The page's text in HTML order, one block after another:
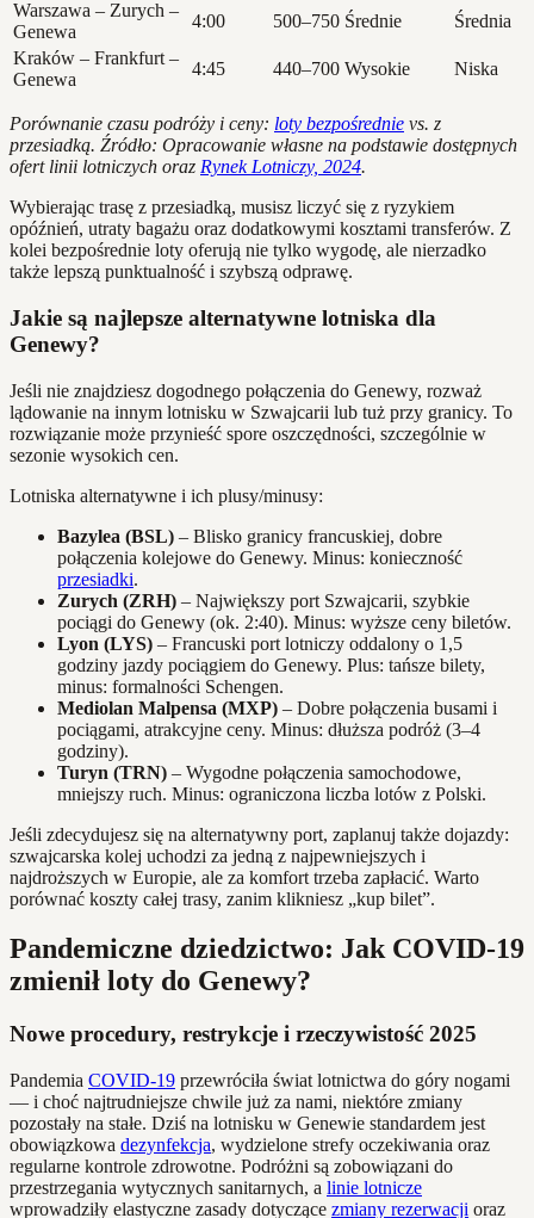
Warszawa – Zurych –
Genewa
4:00 500–750 Średnie
Średnia
Kraków – Frankfurt –
Genewa
4:45 440–700 Wysokie Niska
Porównanie czasu podróży i ceny: loty bezpośrednie vs. z
przesiadką. Źródło: Opracowanie własne na podstawie dostępnych
ofert linii lotniczych oraz Rynek Lotniczy, 2024.
Wybierając trasę z przesiadką, musisz liczyć się z ryzykiem
opóźnień, utraty bagażu oraz dodatkowymi kosztami transferów. Z
kolei bezpośrednie loty oferują nie tylko wygodę, ale nierzadko
także lepszą punktualność i szybszą odprawę.
Jakie są najlepsze alternatywne lotniska dla
Genewy?
Jeśli nie znajdziesz dogodnego połączenia do Genewy, rozważ
lądowanie na innym lotnisku w Szwajcarii lub tuż przy granicy. To
rozwiązanie może przynieść spore oszczędności, szczególnie w
sezonie wysokich cen.
Lotniska alternatywne i ich plusy/minusy:
Bazylea (BSL) – Blisko granicy francuskiej, dobre
połączenia kolejowe do Genewy. Minus: konieczność
przesiadki.
Zurych (ZRH) – Największy port Szwajcarii, szybkie
pociągi do Genewy (ok. 2:40). Minus: wyższe ceny biletów.
Lyon (LYS) – Francuski port lotniczy oddalony o 1,5
godziny jazdy pociągiem do Genewy. Plus: tańsze bilety,
minus: formalności Schengen.
Mediolan Malpensa (MXP) – Dobre połączenia busami i
pociągami, atrakcyjne ceny. Minus: dłuższa podróż (3–4
godziny).
Turyn (TRN) – Wygodne połączenia samochodowe,
mniejszy ruch. Minus: ograniczona liczba lotów z Polski.
Jeśli zdecydujesz się na alternatywny port, zaplanuj także dojazdy:
szwajcarska kolej uchodzi za jedną z najpewniejszych i
najdroższych w Europie, ale za komfort trzeba zapłacić. Warto
porównać koszty całej trasy, zanim klikniesz „kup bilet”.
Pandemiczne dziedzictwo: Jak COVID-19
zmienił loty do Genewy?
Nowe procedury, restrykcje i rzeczywistość 2025
Pandemia COVID-19 przewróciła świat lotnictwa do góry nogami
— i choć najtrudniejsze chwile już za nami, niektóre zmiany
pozostały na stałe. Dziś na lotnisku w Genewie standardem jest
obowiązkowa dezynfekcja, wydzielone strefy oczekiwania oraz
regularne kontrole zdrowotne. Podróżni są zobowiązani do
przestrzegania wytycznych sanitarnych, a linie lotnicze
wprowadziły elastyczne zasady dotyczące zmiany rezerwacji oraz